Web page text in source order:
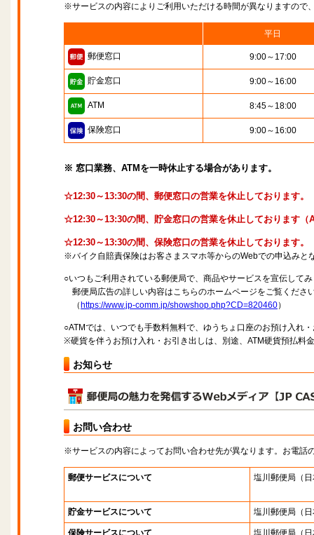
※サービスの内容によりご利用いただける時間が異なりますので
平日
郵便窓口 9:00～17:00
貯金窓口 9:00～16:00
ATM 8:45～18:00
保険窓口 9:00～16:00
※ 窓口業務、ATMを一時休止する場合があります。
☆12:30～13:30の間、郵便窓口の営業を休止しております。
☆12:30～13:30の間、貯金窓口の営業を休止しております（
☆12:30～13:30の間、保険窓口の営業を休止しております。
※バイク自賠責保険はお客さまスマホ等からのWebでの申込みと
○いつもご利用されている郵便局で、商品やサービスを宣伝して
郵便局広告の詳しい内容はこちらのホームページをご覧くださ
（ https://www.jp-comm.jp/showshop.php?CD=820460）
○ATMでは、いつでも手数料無料で、ゆうちょ口座のお預け入れ
※硬貨を伴うお預け入れ・お引き出しは、別途、ATM硬貨預払料
お知らせ
お問い合わせ
※サービスの内容によってお問い合わせ先が異なります。お電話
郵便サービスについて 塩川郵便局 （
貯金サービスについて 塩川郵便局 （